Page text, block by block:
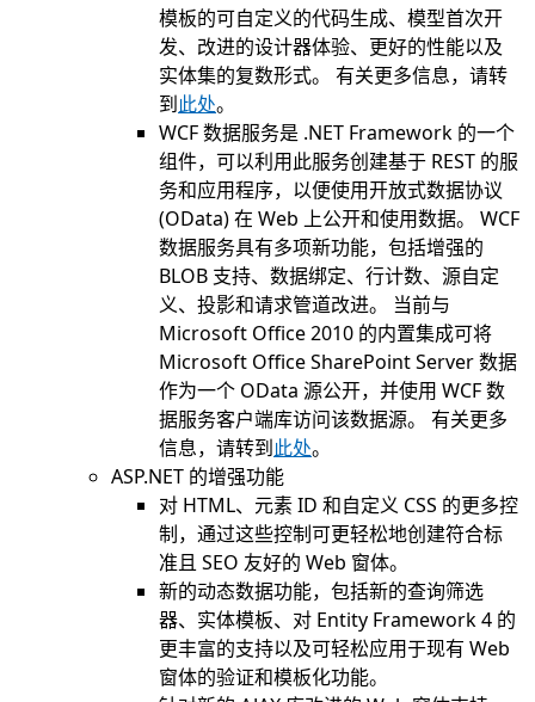
模板的可自定义的代码生成、模型首次开
发、改进的设计器体验、更好的性能以及
实体集的复数形式。 有关更多信息，请转
到此处。
WCF 数据服务是 .NET Framework 的一个
组件，可以利用此服务创建基于 REST 的服
务和应用程序，以便使用开放式数据协议
(OData) 在 Web 上公开和使用数据。 WCF
数据服务具有多项新功能，包括增强的
BLOB 支持、数据绑定、行计数、源自定
义、投影和请求管道改进。 当前与
Microsoft Office 2010 的内置集成可将
Microsoft Office SharePoint Server 数据
作为一个 OData 源公开，并使用 WCF 数
据服务客户端库访问该数据源。 有关更多
信息，请转到此处。
ASP.NET 的增强功能
对 HTML、元素 ID 和自定义 CSS 的更多控
制，通过这些控制可更轻松地创建符合标
准且 SEO 友好的 Web 窗体。
新的动态数据功能，包括新的查询筛选
器、实体模板、对 Entity Framework 4 的
更丰富的支持以及可轻松应用于现有 Web
窗体的验证和模板化功能。